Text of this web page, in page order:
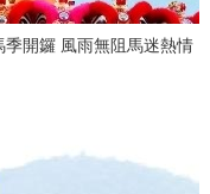
香港新賽馬季開鑼 風雨無阻馬迷熱情